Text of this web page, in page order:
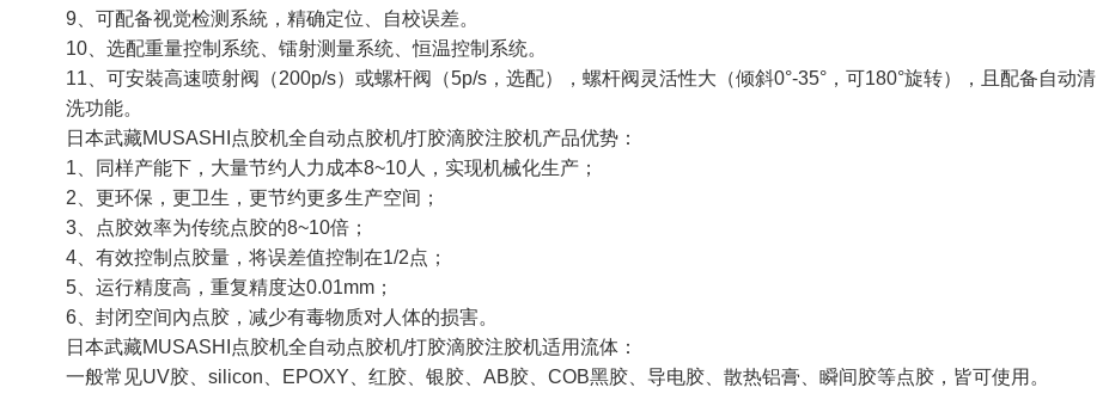
9、可配备视觉检测系統，精确定位、自校误差。
10、选配重量控制系统、镭射测量系统、恒温控制系统。
11、可安裝高速喷射阀（200p/s）或螺杆阀（5p/s，选配），螺杆阀灵活性大（倾斜0°-35°，可180°旋转），且配备自动清
洗功能。
日本武藏MUSASHI点胶机全自动点胶机/打胶滴胶注胶机产品优势：
1、同样产能下，大量节约人力成本8~10人，实现机械化生产；
2、更环保，更卫生，更节约更多生产空间；
3、点胶效率为传统点胶的8~10倍；
4、有效控制点胶量，将误差值控制在1/2点；
5、运行精度高，重复精度达0.01mm；
6、封闭空间內点胶，减少有毒物质对人体的损害。
日本武藏MUSASHI点胶机全自动点胶机/打胶滴胶注胶机适用流体：
一般常见UV胶、silicon、EPOXY、红胶、银胶、AB胶、COB黑胶、导电胶、散热铝膏、瞬间胶等点胶，皆可使用。